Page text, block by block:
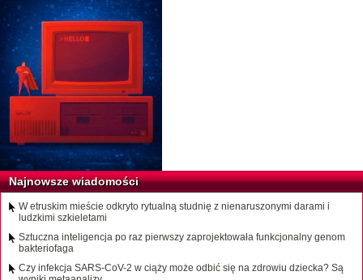
Najnowsze wiadomości
W etruskim mieście odkryto rytualną studnię z nienaruszonymi darami i
ludzkimi szkieletami
Sztuczna inteligencja po raz pierwszy zaprojektowała funkcjonalny genom
bakteriofaga
Czy infekcja SARS-CoV-2 w ciąży może odbić się na zdrowiu dziecka? Są